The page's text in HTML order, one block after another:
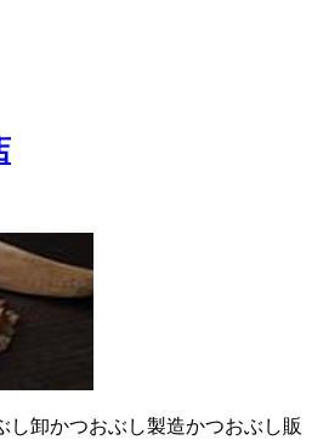
し卸かつおぶし製造かつおぶし販